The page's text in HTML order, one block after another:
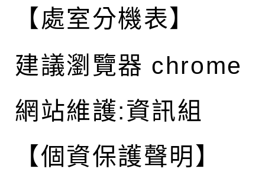
【處室分機表】
建議瀏覽器 chrome
網站維護:資訊組
【個資保護聲明】